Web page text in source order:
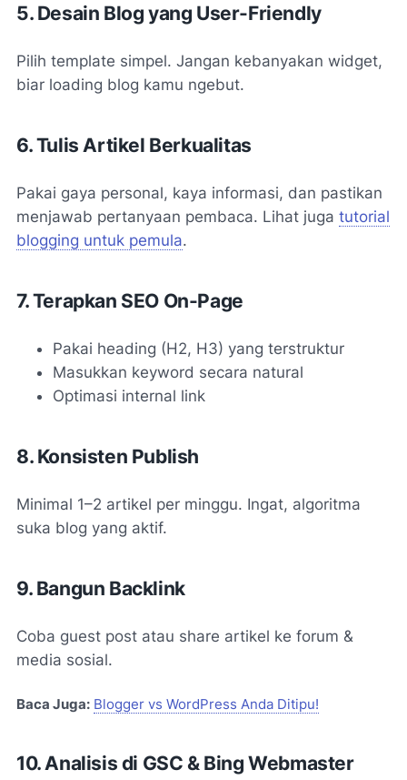
5. Desain Blog yang User-Friendly
Pilih template simpel. Jangan kebanyakan widget,
biar loading blog kamu ngebut.
6. Tulis Artikel Berkualitas
Pakai gaya personal, kaya informasi, dan pastikan
menjawab pertanyaan pembaca. Lihat juga tutorial
blogging untuk pemula.
7. Terapkan SEO On-Page
Pakai heading (H2, H3) yang terstruktur
Masukkan keyword secara natural
Optimasi internal link
8. Konsisten Publish
Minimal 1–2 artikel per minggu. Ingat, algoritma
suka blog yang aktif.
9. Bangun Backlink
Coba guest post atau share artikel ke forum &
media sosial.
Baca Juga: Blogger vs WordPress Anda Ditipu!
10. Analisis di GSC & Bing Webmaster